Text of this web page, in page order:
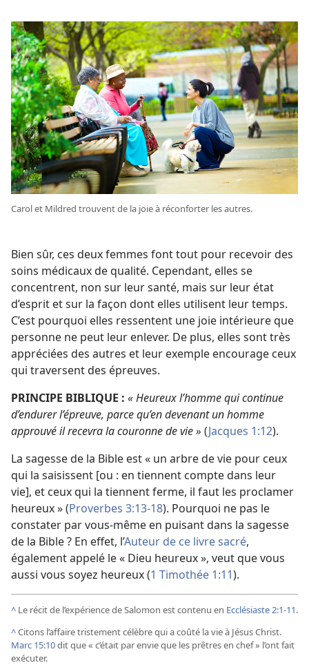
Carol et Mildred trouvent de la joie à réconforter les autres.
Bien sûr, ces deux femmes font tout pour recevoir des
soins médicaux de qualité. Cependant, elles se
concentrent, non sur leur santé, mais sur leur état
d’esprit et sur la façon dont elles utilisent leur temps.
C’est pourquoi elles ressentent une joie intérieure que
personne ne peut leur enlever. De plus, elles sont très
appréciées des autres et leur exemple encourage ceux
qui traversent des épreuves.
PRINCIPE BIBLIQUE : « Heureux l’homme qui continue
d’endurer l’épreuve, parce qu’en devenant un homme
approuvé il recevra la couronne de vie » (Jacques 1:12).
La sagesse de la Bible est « un arbre de vie pour ceux
qui la saisissent [ou : en tiennent compte dans leur
vie], et ceux qui la tiennent ferme, il faut les proclamer
heureux » (Proverbes 3:13-18). Pourquoi ne pas le
constater par vous-même en puisant dans la sagesse
de la Bible ? En effet, l’Auteur de ce livre sacré,
également appelé le « Dieu heureux », veut que vous
aussi vous soyez heureux (1 Timothée 1:11).
^ Le récit de l’expérience de Salomon est contenu en Ecclésiaste 2:1-11.
^Citons l’affaire tristement célèbre qui a coûté la vie à Jésus Christ.
Marc 15:10dit que « c’était par envie que les prêtres en chef » l’ont fait
exécuter.